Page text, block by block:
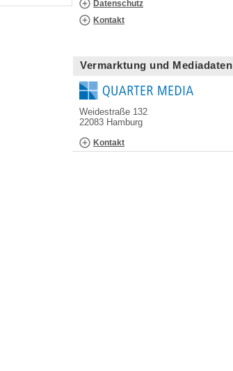
Datenschutz
Kontakt
Vermarktung und Mediadaten
Weidestraße 132
22083 Hamburg
Kontakt